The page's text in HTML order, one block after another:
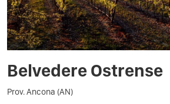
Belvedere Ostrense
Prov. Ancona (AN)